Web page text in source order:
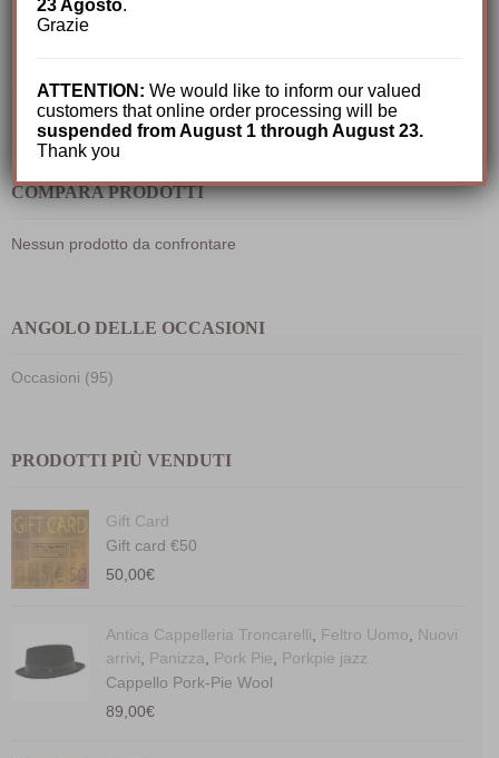
Nessun prodotto nel carrello.
COMPARA PRODOTTI
Nessun prodotto da confrontare
ANGOLO DELLE OCCASIONI
Occasioni (95)
PRODOTTI PIÙ VENDUTI
Gift Card
Gift card €50
50,00€
Antica Cappelleria Troncarelli Feltro Uomo
Nuovi
arrivi
Panizza Pork Pie
Porkpie jazz
Cappello Pork-Pie Wool
89,00€
23 Agosto.
Grazie
ATTENTION: We would like to inform our valued
customers that online order processing will be
suspended from August 1 through August 23.
Thank you